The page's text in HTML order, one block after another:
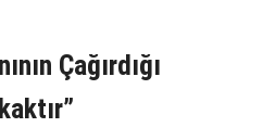
Çağırdığı